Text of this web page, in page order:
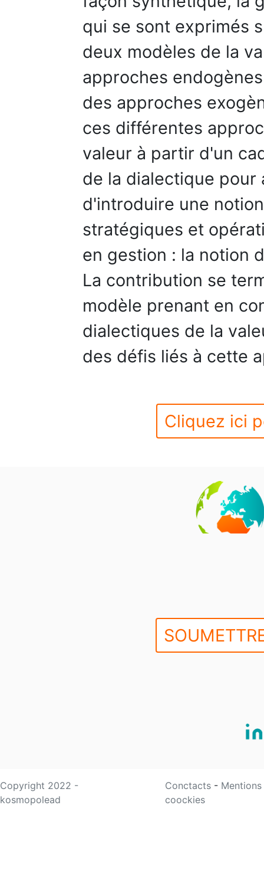
qui se sont exprimés
deux modèles de la
approches
des approches
ces différentes
valeur à partir d'un
de la dialectique pour
d'introduire une
stratégiques et
en gestion : la notion
La contribution se
modèle prenant en
dialectiques de la
des défis liés à cette
Cliquez ici
Copyright 2022 -
kosmopolead
Conctacts -
coockies